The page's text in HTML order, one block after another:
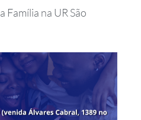
Família na UR São